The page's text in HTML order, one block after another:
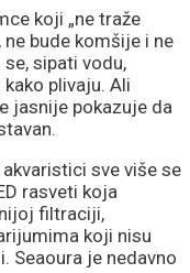
koji „ne traže
ne bude komšije i ne
sipati vodu,
plivaju. Ali
jasnije pokazuje da
sve više se
rasveti koja
filtraciji,
koji nisu
Seaoura je nedavno